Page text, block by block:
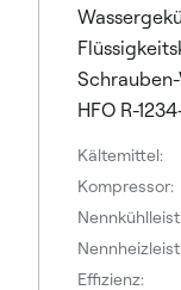
HFO R-
Kältemittel:
Kompressor:
Effizienz: